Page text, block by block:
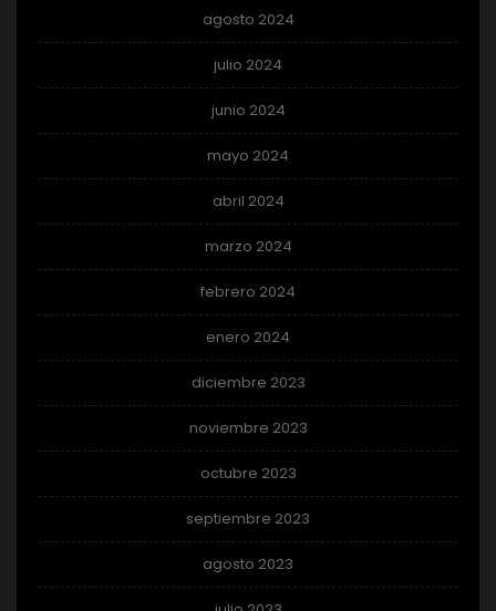
agosto 2024
julio 2024
junio 2024
mayo 2024
abril 2024
marzo 2024
febrero 2024
enero 2024
diciembre 2023
noviembre 2023
octubre 2023
septiembre 2023
agosto 2023